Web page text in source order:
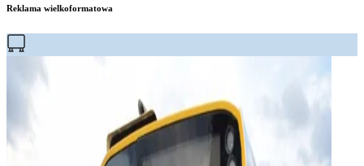
Reklama wielkoformatowa